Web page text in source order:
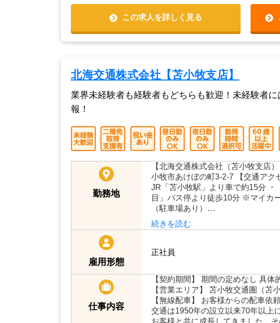
続きを読む
ー未経験者歓迎！2種免許取得費用
北海交通株式会社【苫小牧支店】
業界未経験者も経験者もどちらも歓迎！未経験者
勤務地
小牧市あけぼの町3-2-7 【交通アク
JR「苫小牧駅」より車で約15分 ・
目」バス停より徒歩10分 ※マイカ
（駐車場あり）…
続きを読む